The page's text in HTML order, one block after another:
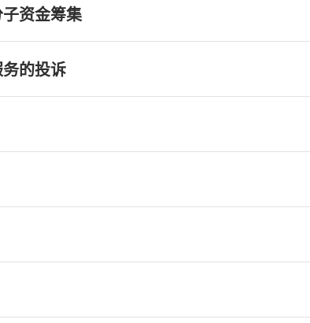
资金筹集
的投诉